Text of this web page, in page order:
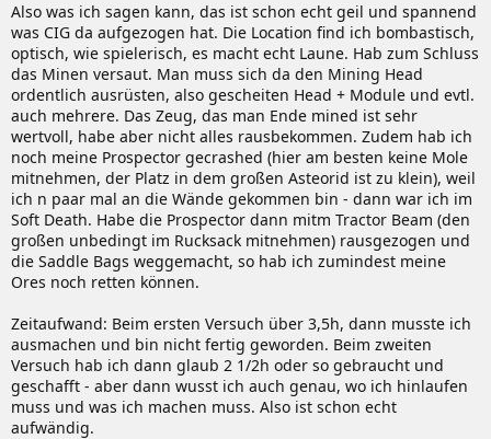
Also was ich sagen kann, das ist schon echt geil und spannend
was CIG da aufgezogen hat. Die Location find ich bombastisch,
optisch, wie spielerisch, es macht echt Laune. Hab zum Schluss
das Minen versaut. Man muss sich da den Mining Head
ordentlich ausrüsten, also gescheiten Head + Module und evtl.
auch mehrere. Das Zeug, das man Ende mined ist sehr
wertvoll, habe aber nicht alles rausbekommen. Zudem hab ich
noch meine Prospector gecrashed (hier am besten keine Mole
mitnehmen, der Platz in dem großen Asteorid ist zu klein), weil
ich n paar mal an die Wände gekommen bin - dann war ich im
Soft Death. Habe die Prospector dann mitm Tractor Beam (den
großen unbedingt im Rucksack mitnehmen) rausgezogen und
die Saddle Bags weggemacht, so hab ich zumindest meine
Ores noch retten können.
Zeitaufwand: Beim ersten Versuch über 3,5h, dann musste ich
ausmachen und bin nicht fertig geworden. Beim zweiten
Versuch hab ich dann glaub 2 1/2h oder so gebraucht und
geschafft - aber dann wusst ich auch genau, wo ich hinlaufen
muss und was ich machen muss. Also ist schon echt
aufwändig.